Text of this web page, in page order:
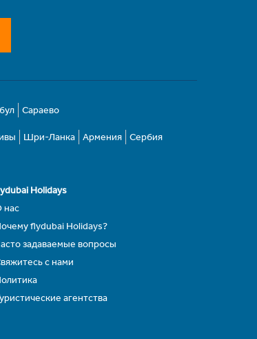
Сараево
Шри-Ланка Армения Сербия
Holidays
нас
flydubai Holidays?
задаваемые вопросы
с нами
агентства